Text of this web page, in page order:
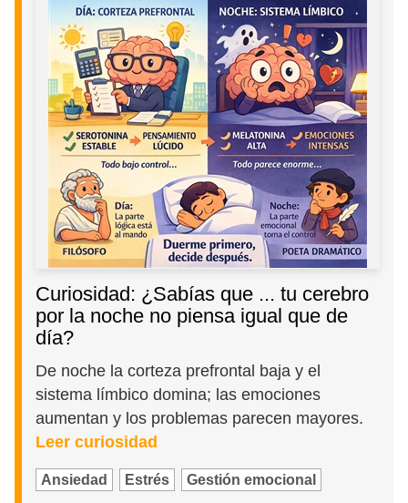
Curiosidad: ¿Sabías que ... tu cerebro
por la noche no piensa igual que de
día?
De noche la corteza prefrontal baja y el
sistema límbico domina; las emociones
aumentan y los problemas parecen mayores.
Leer curiosidad
Ansiedad Estrés Gestión emocional